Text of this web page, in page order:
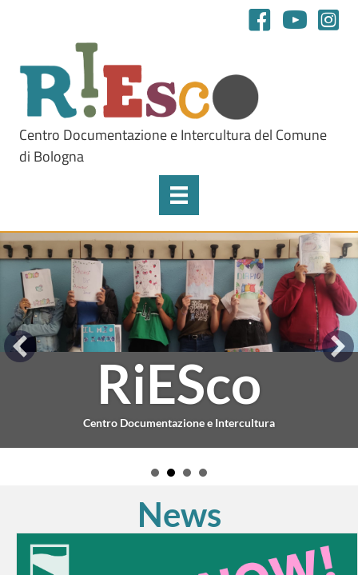
Centro Documentazione e Intercultura del Comune
di Bologna
Servizi
interculturali
per la scuola
inclusiva
Corsi di lingua italiana, interventi di mediazione linguistico-culturale e
laboratori per sostenere l'inserimento dei minori che entrano nella